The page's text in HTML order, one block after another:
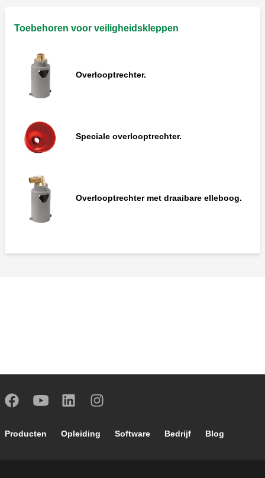
Toebehoren voor veiligheidskleppen
Overlooptrechter.
Speciale overlooptrechter.
Overlooptrechter met draaibare elleboog.
Footer main navigation
Producten Opleiding Software Bedrijf Blog